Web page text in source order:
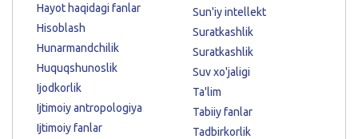
Hayot haqidagi fanlar
Hisoblash
Hunarmandchilik
Huquqshunoslik
Ijodkorlik
Ijtimoiy antropologiya
Ijtimoiy fanlar
Sun'iy intellekt
Suratkashlik
Suratkashlik
Suv xo'jaligi
Ta'lim
Tabiiy fanlar
Tadbirkorlik